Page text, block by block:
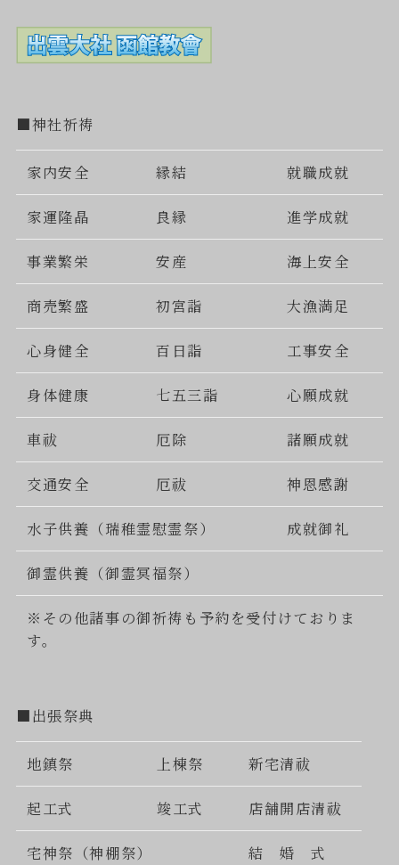
■神社祈祷
家内安全 縁結 就職成就
家運隆晶 良縁 進学成就
事業繁栄 安産 海上安全
商売繁盛 初宮詣 大漁満足
心身健全 百日詣 工事安全
身体健康 七五三詣 心願成就
車祓 厄除 諸願成就
交通安全 厄祓 神恩感謝
水子供養（瑞稚霊慰霊祭） 成就御礼
御霊供養（御霊冥福祭）
※その他諸事の御祈祷も予約を受付けておりま
す。
■出張祭典
地鎮祭 上棟祭 新宅清祓
起工式 竣工式 店舗開店清祓
宅神祭（神棚祭） 結 婚 式